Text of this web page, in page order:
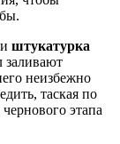
штукатурка
заливают
неизбежно
таская по
этапа